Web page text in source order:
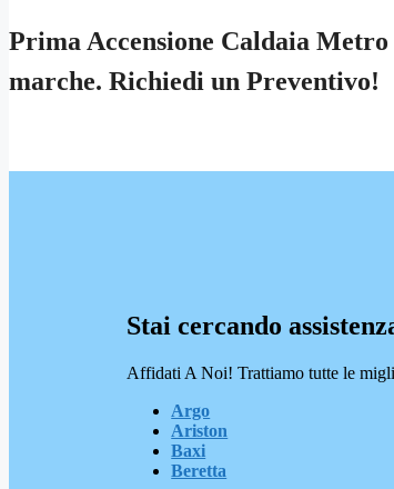
Prima Accensione Caldaia
marche. Richiedi un Preventivo!
Stai cercando
Affidati A Noi! Trattiamo tutte le
Argo
Ariston
Baxi
Beretta